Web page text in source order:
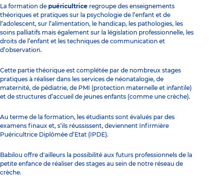
La formation de puéricultrice regroupe des enseignements
théoriques et pratiques sur la psychologie de l’enfant et de
l’adolescent, sur l’alimentation, le handicap, les pathologies, les
soins palliatifs mais également sur la législation professionnelle, les
droits de l’enfant et les techniques de communication et
d’observation.
Cette partie théorique est complétée par de nombreux stages
pratiques à réaliser dans les services de néonatalogie, de
maternité, de pédiatrie, de PMI (protection maternelle et infantile)
et de structures d’accueil de jeunes enfants (comme une crèche).
Au terme de la formation, les étudiants sont évalués par des
examens finaux et, s’ils réussissent, deviennent Infirmière
Puéricultrice Diplômée d’Etat (IPDE).
Babilou offre d'ailleurs la possibilité aux futurs professionnels de la
petite enfance de réaliser des stages au sein de notre réseau de
crèche.